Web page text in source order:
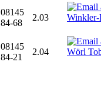
08145
84-68
2.03
08145
84-21
2.04